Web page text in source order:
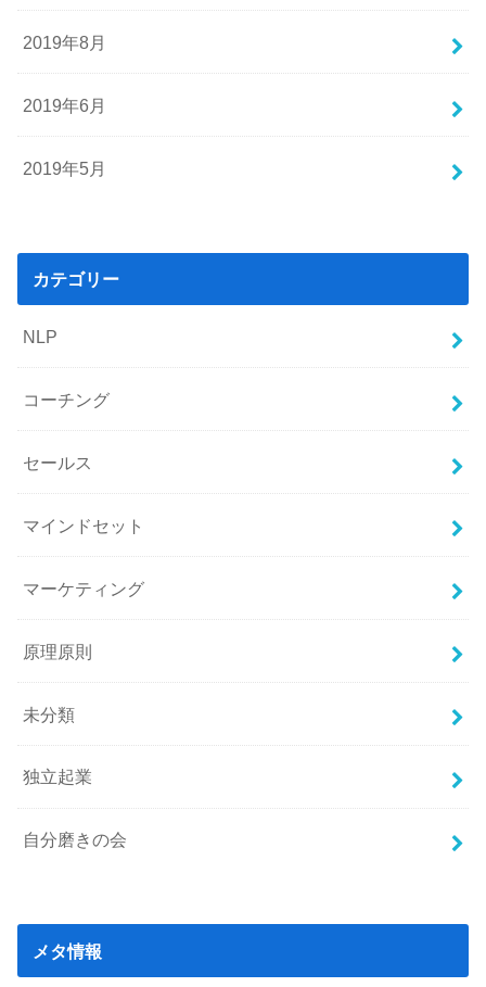
2019年8月
2019年6月
2019年5月
カテゴリー
NLP
コーチング
セールス
マインドセット
マーケティング
原理原則
未分類
独立起業
自分磨きの会
メタ情報